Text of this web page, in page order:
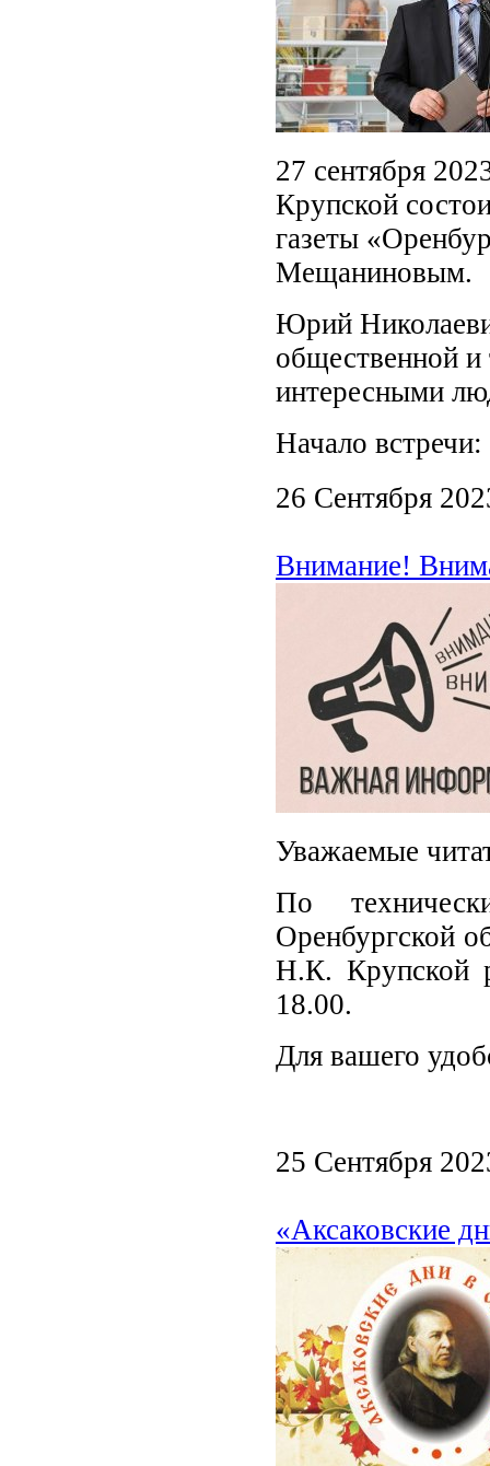
27 сентября
Крупской
газеты
Мещаниновым.
Юрий
общественной и
интересными
Начало
26 Сентября
Внимание!
Уважаемые
По
Оренбургской
Н.К. Крупской
18.00.
Для вашего
25 Сентября
«Аксаковские